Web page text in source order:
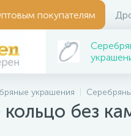
покупателям
украшения
без